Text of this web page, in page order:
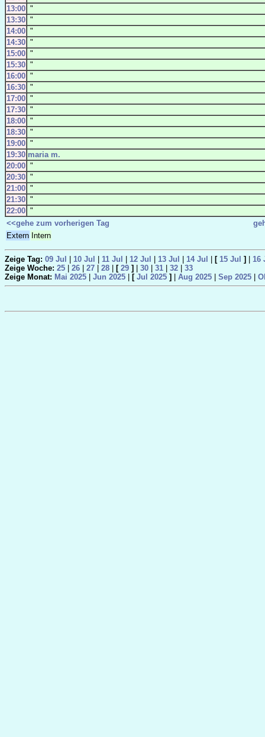
13:00 "
13:30 "
14:00 "
14:30 "
15:00 "
15:30 "
16:00 "
16:30 "
17:00 "
17:30 "
18:00 "
18:30 "
19:00 "
19:30 maria m.
20:00 "
20:30 "
21:00 "
21:30 "
22:00 "
<<gehe zum vorherigen Tag
Extern Intern
Zeige Tag: 09 Jul 10 Jul 11 Jul 12 Jul 13 Jul 14 Jul [ 15 Jul ]
16
Zeige Woche: 25 26 27 28 [ 29 ] 30 31 32
33
Zeige Monat: Mai 2025 Jun 2025 [ Jul 2025 ] Aug 2025 Sep 2025